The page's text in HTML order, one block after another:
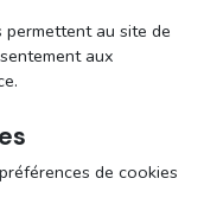
permettent au site de
aux
de cookies